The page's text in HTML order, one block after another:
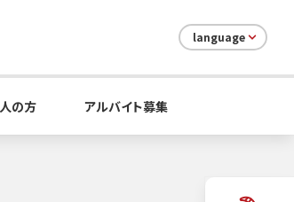
language
の方 アルバイト募集